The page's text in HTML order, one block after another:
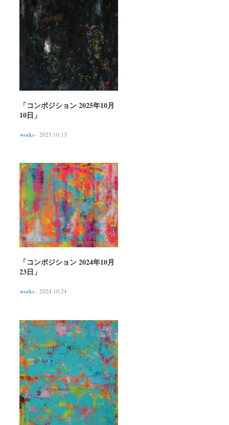
「コンポジション 2025年10月
10日」
works - 2025.10.13
「コンポジション 2024年10月
23日」
works - 2024.10.24